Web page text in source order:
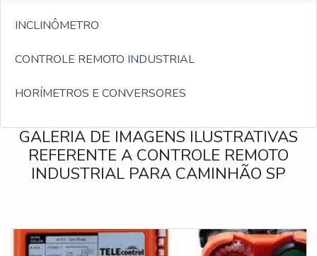
INCLINÔMETRO
CONTROLE REMOTO INDUSTRIAL
HORÍMETROS E CONVERSORES
GALERIA DE IMAGENS ILUSTRATIVAS
REFERENTE A CONTROLE REMOTO
INDUSTRIAL PARA CAMINHÃO SP